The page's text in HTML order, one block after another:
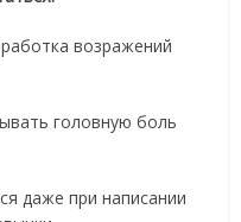
возражений
головную боль
даже при написании